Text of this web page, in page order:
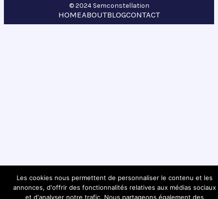
© 2024 Semconstellation
HOMEABOUTBLOGCONTACT
Les cookies nous permettent de personnaliser le contenu et les
annonces, d'offrir des fonctionnalités relatives aux médias sociaux
et d'analyser notre trafic. Nous partageons également des